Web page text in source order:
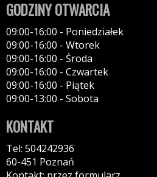
GODZINY OTWARCIA
09:00-16:00 - Poniedziałek
09:00-16:00 - Wtorek
09:00-16:00 - Środa
09:00-16:00 - Czwartek
09:00-16:00 - Piątek
09:00-13:00 - Sobota
KONTAKT
Tel: 504242936
60-451 Poznań